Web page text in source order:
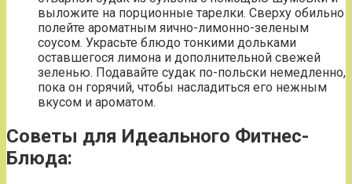
выложите на порционные тарелки. Сверху обильно
полейте ароматным яично-лимонно-зеленым
соусом. Украсьте блюдо тонкими дольками
оставшегося лимона и дополнительной свежей
зеленью. Подавайте судак по-польски немедленно,
пока он горячий, чтобы насладиться его нежным
вкусом и ароматом.
Советы для Идеального Фитнес-
Блюда: